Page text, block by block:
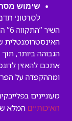
שימוש
לסרטוני
הגבוהה ביותר,
אתכם להאזין
ומההקפדה על
מעוניינים
האיכותיים המלא